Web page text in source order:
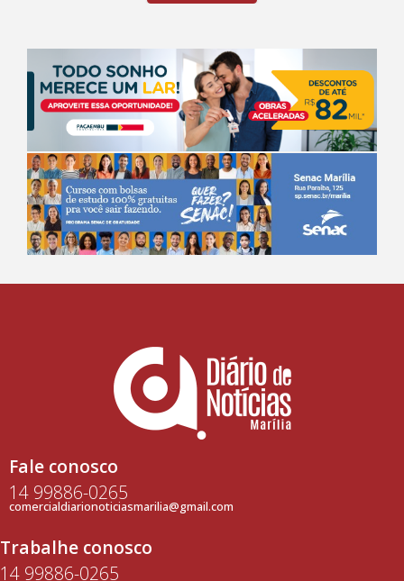
Fale conosco
14 99886-0265
comercialdiarionoticiasmarilia@gmail.com
Trabalhe conosco
14 99886-0265